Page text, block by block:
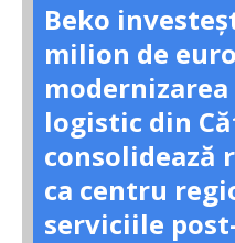
Beko
milion de
logistic din
consolidează
ca centru
serviciile